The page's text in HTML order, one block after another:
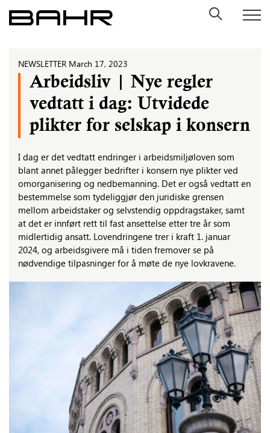
Skip
to
NEWSLETTER March 17, 2023
Arbeidsliv | Nye regler
vedtatt i dag: Utvidede
plikter for selskap i konsern
I dag er det vedtatt endringer i arbeidsmiljøloven som
blant annet pålegger bedrifter i konsern nye plikter ved
omorganisering og nedbemanning. Det er også vedtatt en
bestemmelse som tydeliggjør den juridiske grensen
mellom arbeidstaker og selvstendig oppdragstaker, samt
at det er innført rett til fast ansettelse etter tre år som
midlertidig ansatt. Lovendringene trer i kraft 1. januar
2024, og arbeidsgivere må i tiden fremover se på
nødvendige tilpasninger for å møte de nye lovkravene.